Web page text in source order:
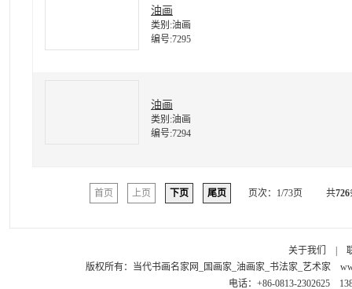
油画
类别:油画
编号:7295
油画
类别:油画
编号:7294
首页 上页 下页 尾页 页次：1/73页 共726
关于我们
版权所有： 当代书画名家网_国画家_油画家_书法家_艺术家
电话：+86-0813-2302625